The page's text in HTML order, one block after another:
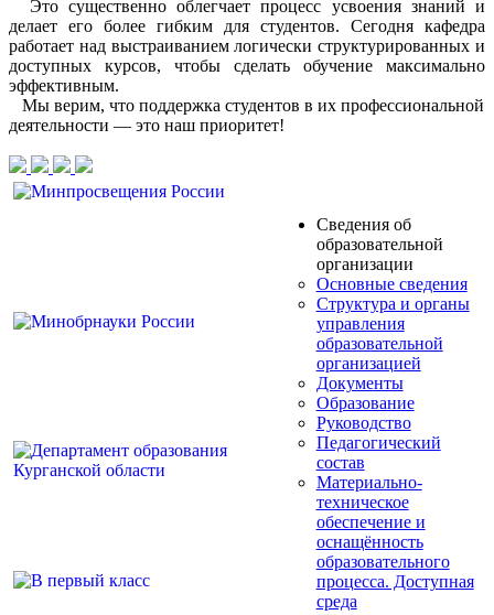
Это существенно облегчает процесс усвоения знаний и
делает его более гибким для студентов. Сегодня кафедра
работает над выстраиванием логически структурированных и
доступных курсов, чтобы сделать обучение максимально
эффективным.
Мы верим, что поддержка студентов в их профессиональной
деятельности — это наш приоритет!
Сведения об
образовательной
организации
Основные сведения
Структура и органы
управления
образовательной
организацией
Документы
Образование
Руководство
Педагогический
состав
Материально-
техническое
обеспечение и
оснащённость
образовательного
процесса. Доступная
среда